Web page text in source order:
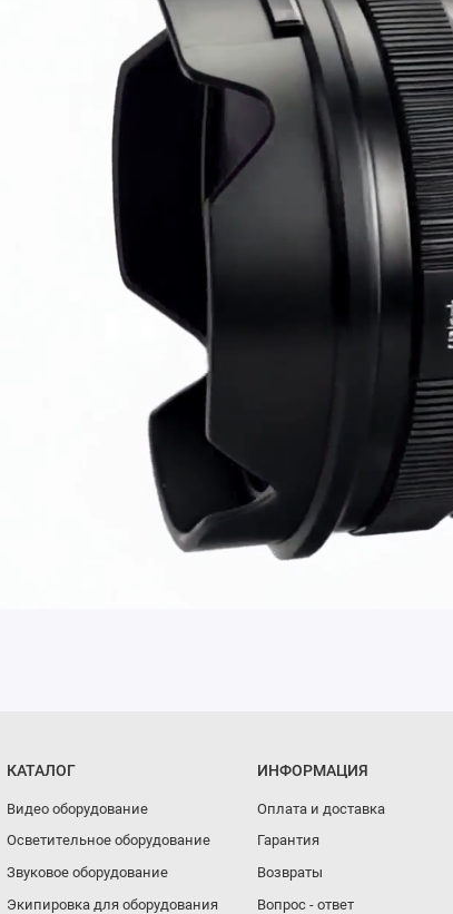
КАТАЛОГ
Видео оборудование
Осветительное оборудование
Звуковое оборудование
Экипировка для оборудования
ИНФОРМАЦИЯ
Оплата и доставка
Гарантия
Возвраты
Вопрос - ответ